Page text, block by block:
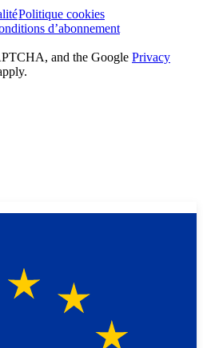
Politique cookies
d’abonnement
and the Google Privacy